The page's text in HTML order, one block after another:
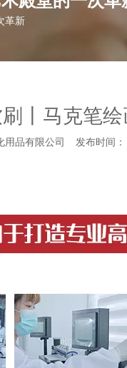
革新
丨马克笔
用品有限公司 发布时间